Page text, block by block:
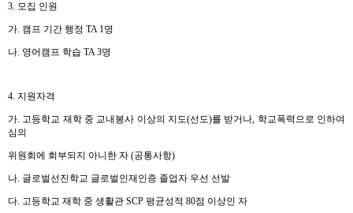
3. 모집 인원
가. 캠프 기간 행정 TA 1명
나. 영어캠프 학습 TA 3명
4. 지원자격
가. 고등학교 재학 중 교내봉사 이상의 지도(선도)를 받거나, 학교폭력으로 인하여
심의
위원회에 회부되지 아니한 자 (공통사항)
나. 글로벌선진학교 글로벌인재인증 졸업자 우선 선발
다. 고등학교 재학 중 생활관 SCP 평균성적 80점 이상인 자